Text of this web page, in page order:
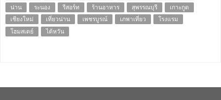
น่าน
ระนอง รีสอร์ท ร้านอาหาร สุพรรณบุรี
เกาะกูด
เชียงใหม่
เที่ยวน่าน เพชรบูรณ์ เภพาเที่ยว
โรงแรม
โฮมสเตย์
ไต้หวัน